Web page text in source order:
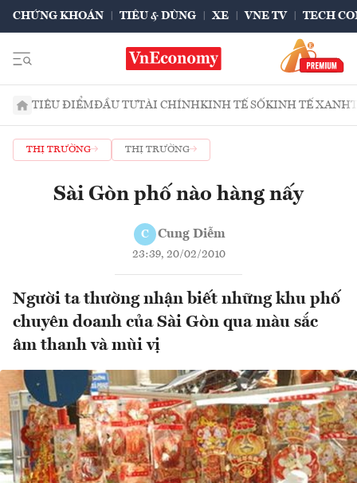
CHỨNG KHOÁN TIÊU & DÙNG XE VNE TV TECH
TIÊU ĐIỂMĐẦU TƯTÀI CHÍNHKINH TẾ SỐKINH TẾ XANH
THỊ TRƯỜNG THỊ TRƯỜNG
Sài Gòn phố nào hàng nấy
C Cung Diễm
23:39, 20/02/2010
Người ta thường nhận biết những khu phố
chuyên doanh của Sài Gòn qua màu sắc
âm thanh và mùi vị